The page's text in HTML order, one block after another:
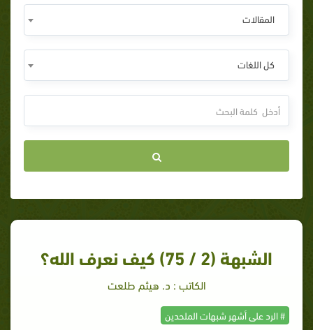
المقالات
كل اللغات
الشبهة (2 / 75) كيف نعرف الله؟
الكاتب : د. هيثم طلعت
# الرد على أشهر شبهات الملحدين